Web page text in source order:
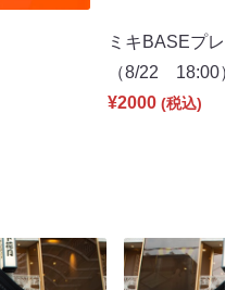
ミキBASEプレ
（8/22 18:00）
¥2000 (税込)